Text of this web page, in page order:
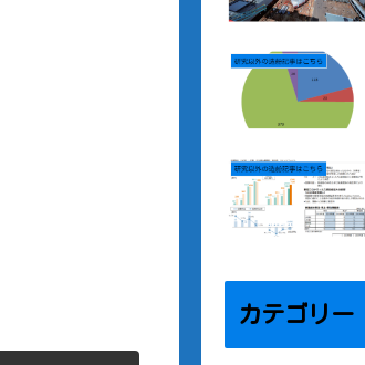
カテゴリー